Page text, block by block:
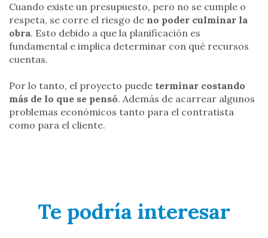
Cuando existe un presupuesto, pero no se cumple o
respeta, se corre el riesgo de no poder culminar la
obra. Esto debido a que la planificación es
fundamental e implica determinar con qué recursos
cuentas.
Por lo tanto, el proyecto puede terminar costando
más de lo que se pensó. Además de acarrear algunos
problemas económicos tanto para el contratista
como para el cliente.
Te podría interesar